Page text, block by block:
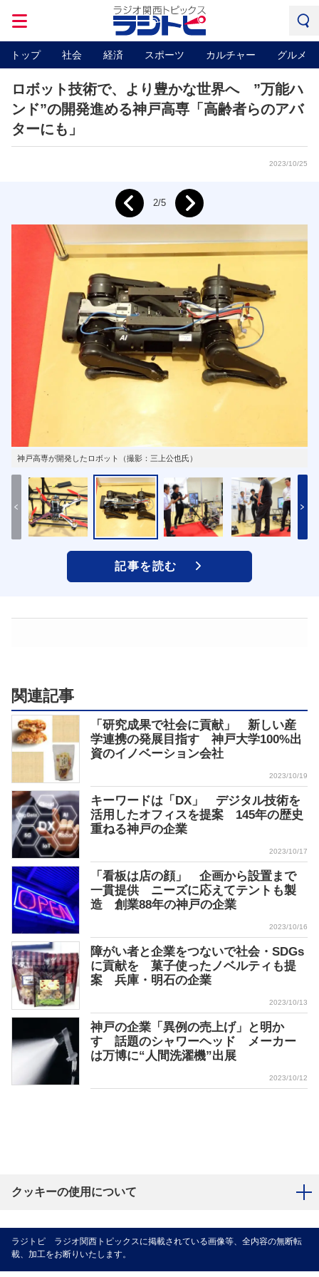
トップ 社会 経済 スポーツ カルチャー グルメ
ロボット技術で、より豊かな世界へ ”万能ハ
ンド”の開発進める神戸高専「高齢者らのアバ
ターにも」
2023/10/25
神戸高専が開発したロボット（撮影：三上公也氏）
Prev 2/5 Next
記事を読む
関連記事
「研究成果で社会に貢献」 新しい産
学連携の発展目指す 神戸大学100%出
資のイノベーション会社
2023/10/19
キーワードは「DX」 デジタル技術を
活用したオフィスを提案 145年の歴史
重ねる神戸の企業
2023/10/17
「看板は店の顔」 企画から設置まで
一貫提供 ニーズに応えてテントも製
造 創業88年の神戸の企業
2023/10/16
障がい者と企業をつないで社会・SDGs
に貢献を 菓子使ったノベルティも提
案 兵庫・明石の企業
2023/10/13
神戸の企業「異例の売上げ」と明か
す 話題のシャワーヘッド メーカー
は万博に“人間洗濯機”出展
2023/10/12
クッキーの使用について
ラジトピ ラジオ関西トピックスに掲載されている画像等、全内容の無断転
載、加工をお断りいたします。